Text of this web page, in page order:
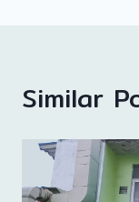
Similar